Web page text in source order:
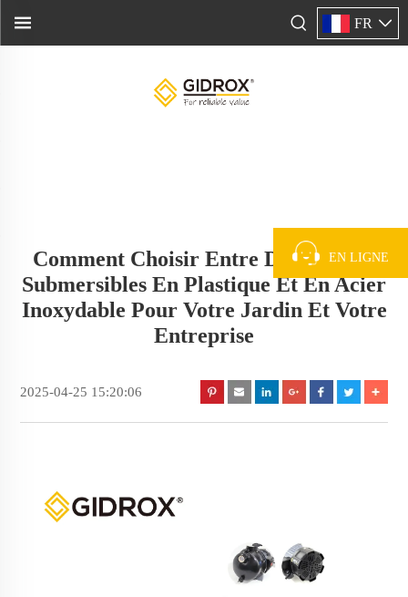
FR
Comment Choisir Entre Des Pompes
Submersibles En Plastique Et En Acier
Inoxydable Pour Votre Jardin Et Votre
Entreprise
2025-04-25 15:20:06
EN LIGNE